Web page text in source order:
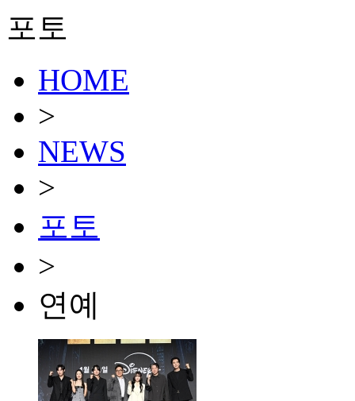
포토
HOME
>
NEWS
>
포토
>
연예